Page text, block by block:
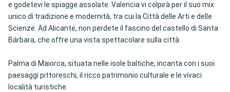
e godetevi le spiagge assolate. Valencia vi colpirà per il suo mix
unico di tradizione e modernità, tra cui la Città delle Arti e delle
Scienze. Ad Alicante, non perdete il fascino del castello di Santa
Bárbara, che offre una vista spettacolare sulla città.
Palma di Maiorca, situata nelle isole baltiche, incanta con i suoi
paesaggi pittoreschi, il ricco patrimonio culturale e le vivaci
località turistiche.